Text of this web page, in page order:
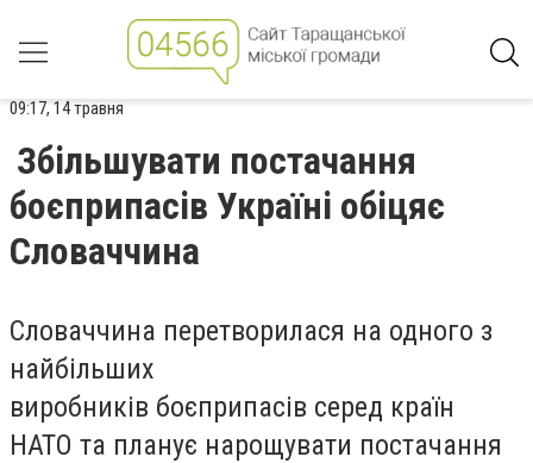
09:17, 14 травня
Збільшувати постачання
боєприпасів Україні обіцяє
Словаччина
Словаччина перетворилася на одного з
найбільших
виробників боєприпасів серед країн
НАТО та планує нарощувати постачання